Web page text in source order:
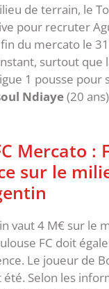
de terrain, le
pour recruter
du mercato le
surtout que
1 pousse pour
Ndiaye(20
Mercato :
sur le
vaut 4 M€ sur le
FC doit
Le joueur de
été. Selon les